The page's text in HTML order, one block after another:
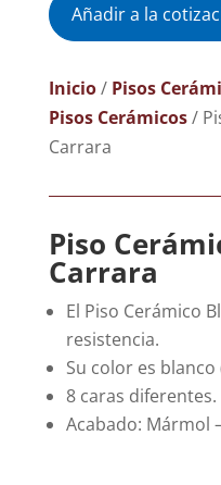
Añadir a la
Inicio/ Pisos
Pisos Cerámicos/
Carrara
Piso
Carrara
El Piso Cerámico
resistencia.
Su color es
8 caras diferentes.
Acabado: Mármol